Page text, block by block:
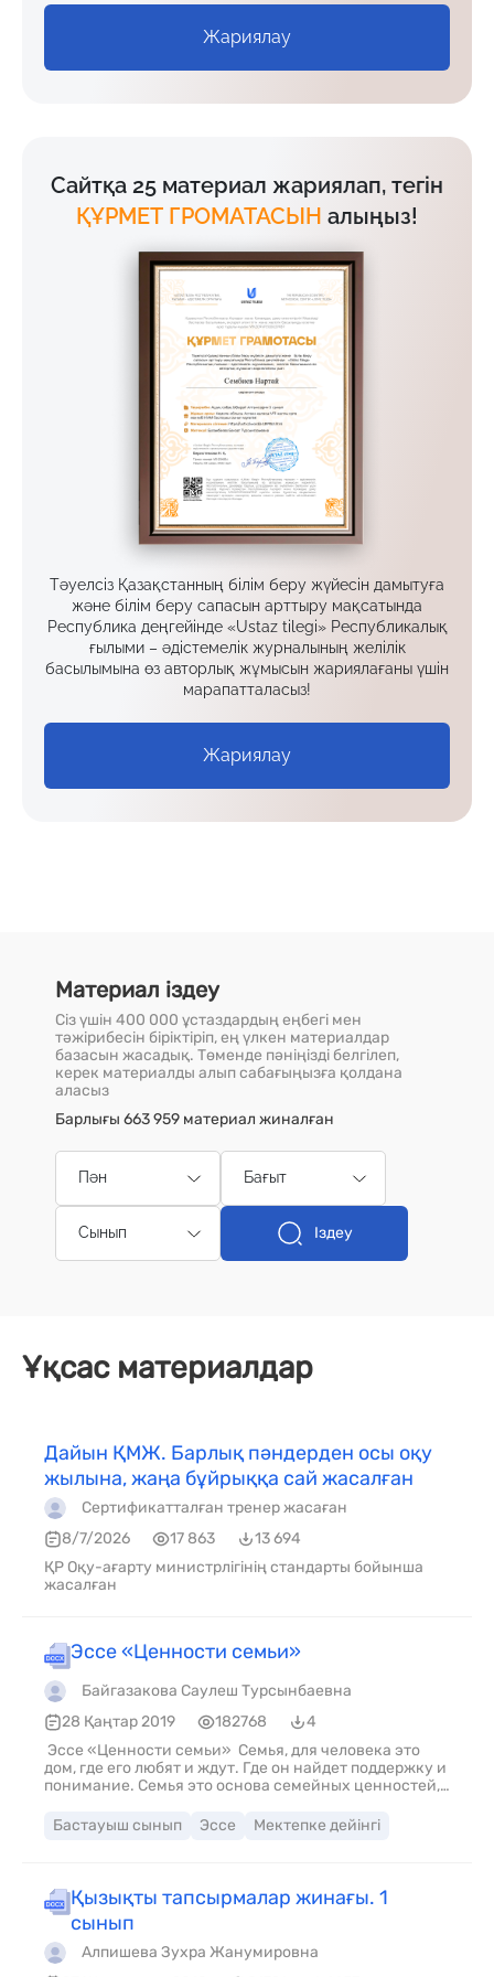
Жариялау
Сайтқа 25 материал жариялап, тегін
ҚҰРМЕТ ГРОМАТАСЫН алыңыз!
Тәуелсіз Қазақстанның білім беру жүйесін дамытуға
және білім беру сапасын арттыру мақсатында
Республика деңгейінде «Ustaz tilegi» Республикалық
ғылыми – әдістемелік журналының желілік
басылымына өз авторлық жұмысын жариялағаны үшін
марапатталасыз!
Жариялау
Материал іздеу
Сіз үшін 400 000 ұстаздардың еңбегі мен
тәжірибесін біріктіріп, ең үлкен материалдар
базасын жасадық. Төменде пәніңізді белгілеп,
керек материалды алып сабағыңызға қолдана
аласыз
Барлығы 663 959 материал жиналған
Пән Бағыт
Сынып Іздеу
Ұқсас материалдар
Дайын ҚМЖ. Барлық пәндерден осы оқу
жылына, жаңа бұйрыққа сай жасалған
Сертификатталған тренер жасаған
8/7/2026
17 863
13 694
ҚР Оқу-ағарту министрлігінің стандарты бойынша
жасалған
Эссе «Ценности семьи»
Байгазакова Саулеш Турсынбаевна
28 Қаңтар 2019
182768
4
Эссе «Ценности семьи» Семья, для человека это
дом, где его любят и ждут. Где он найдет поддержку и
понимание. Семья это основа семейных ценностей,
из членов семьи, все: и старые и молодые, должны
знать и помнить, что семья-союз, и он невозможен
праздникам и датам, но и просто вместе гуляют,
ходят в гости. Старшее поколение передает младшим
истории своих «фамилий». Рассказывают,
рассматривая фотографии, семейные предания, не
забывая про веселые, шуточные байки о
Бастауыш сынып Эссе Мектепке дейінгі
Қызықты тапсырмалар жинағы. 1
сынып
Алпишева Зухра Жанумировна